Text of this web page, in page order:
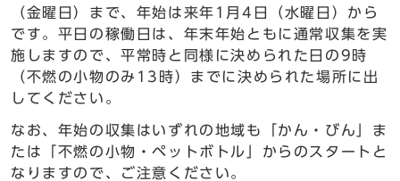
（金曜日）まで、年始は来年1月4日（水曜日）から
です。平日の稼働日は、年末年始ともに通常収集を実
施しますので、平常時と同様に決められた日の9時
（不燃の小物のみ13時）までに決められた場所に出
してください。
なお、年始の収集はいずれの地域も「かん・びん」ま
たは「不燃の小物・ペットボトル」からのスタートと
なりますので、ご注意ください。